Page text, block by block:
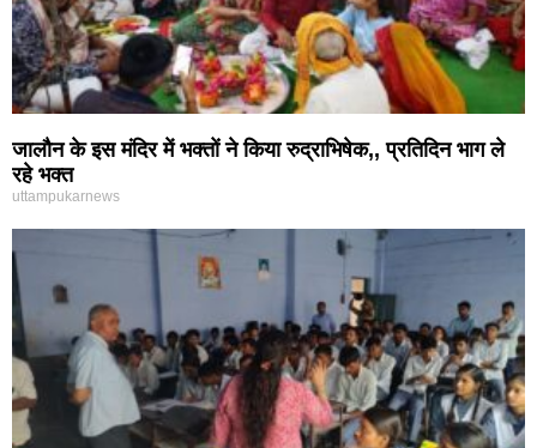
जालौन के इस मंदिर में भक्तों ने किया रुद्राभिषेक,, प्रतिदिन भाग ले
रहे भक्त
uttampukarnews